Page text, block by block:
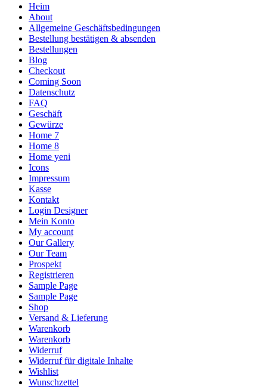
Heim
About
Allgemeine Geschäftsbedingungen
Bestellung bestätigen & absenden
Bestellungen
Blog
Checkout
Coming Soon
Datenschutz
FAQ
Geschäft
Gewürze
Home 7
Home 8
Home yeni
Icons
Impressum
Kasse
Kontakt
Login Designer
Mein Konto
My account
Our Gallery
Our Team
Prospekt
Registrieren
Sample Page
Sample Page
Shop
Versand & Lieferung
Warenkorb
Warenkorb
Widerruf
Widerruf für digitale Inhalte
Wishlist
Wunschzettel